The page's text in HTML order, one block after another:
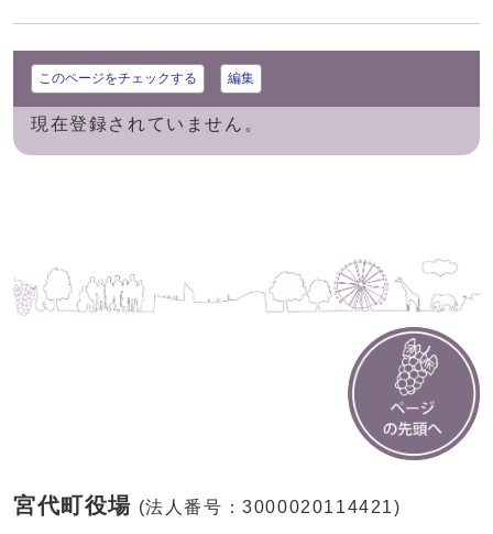
このページをチェックする 編集
現在登録されていません。
宮代町役場 (法人番号：3000020114421)